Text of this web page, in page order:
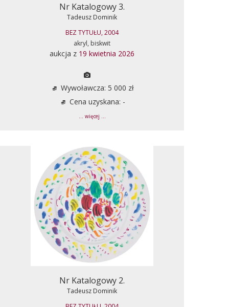
Nr Katalogowy 3.
Tadeusz Dominik
BEZ TYTUŁU, 2004
akryl, biskwit
aukcja z 19 kwietnia 2026
Wywoławcza: 5 000 zł
Cena uzyskana: -
... więcej ...
Nr Katalogowy 2.
Tadeusz Dominik